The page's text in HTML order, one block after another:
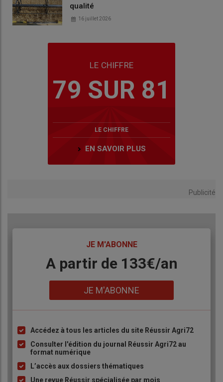
qualité
16 juillet 2026
LE CHIFFRE
79 SUR 81
LE CHIFFRE
EN SAVOIR PLUS
Publicité
JE M'ABONNE
BodyA partir de 133€/an
JE M'ABONNE
Liste
à
puce
Accédez à tous les articles du site Réussir Agri72
Consulter l'édition du journal Réussir Agri72 au
format numérique
L’accès aux dossiers thématiques
Une revue Réussir spécialisée par mois